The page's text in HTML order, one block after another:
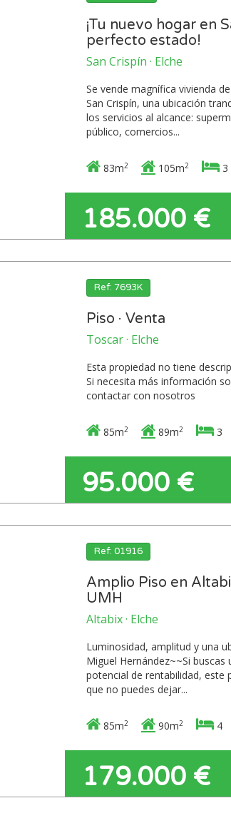
¡Tu nuevo hogar en
perfecto estado!
San Crispín · Elche
Se vende magnífica vivienda
San Crispín, una ubicación
los servicios al alcance:
público, comercios...
83m2 105m2 3
185.000 €
Ref: 7693K
Piso · Venta
Toscar · Elche
Esta propiedad no tiene
Si necesita más información
contactar con nosotros
85m2 89m2 3
95.000 €
Ref: 01916
Amplio Piso en
UMH
Altabix · Elche
Luminosidad, amplitud y una
Miguel Hernández~~Si
potencial de rentabilidad, este
que no puedes dejar...
85m2 90m2 4
179.000 €